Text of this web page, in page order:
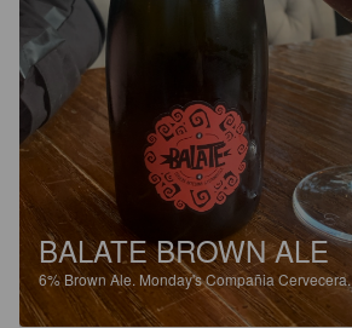
BALATE BROWN ALE
6% Brown Ale. Monday's Compañia Cervecera.